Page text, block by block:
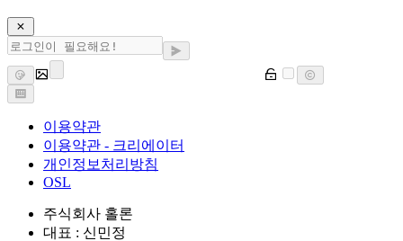
이용약관
이용약관 - 크리에이터
개인정보처리방침
OSL
주식회사 홀론
대표 : 신민정